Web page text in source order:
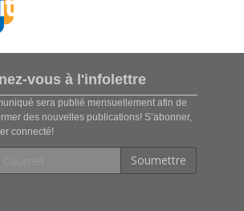
vous à l'infolettre
sera publié mensuellement afin de
des nouvelles publications! S’abonner,
connecté!
Soumettre